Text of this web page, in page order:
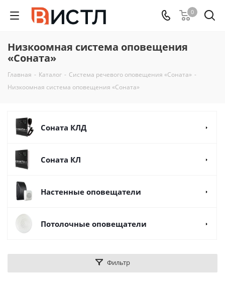
0
Низкоомная система оповещения
«Соната»
Главная - Каталог - Система речевого оповещения «Соната» -
Низкоомная система оповещения «Соната»
Соната КЛД
Соната КЛ
Настенные оповещатели
Потолочные оповещатели
Фильтр